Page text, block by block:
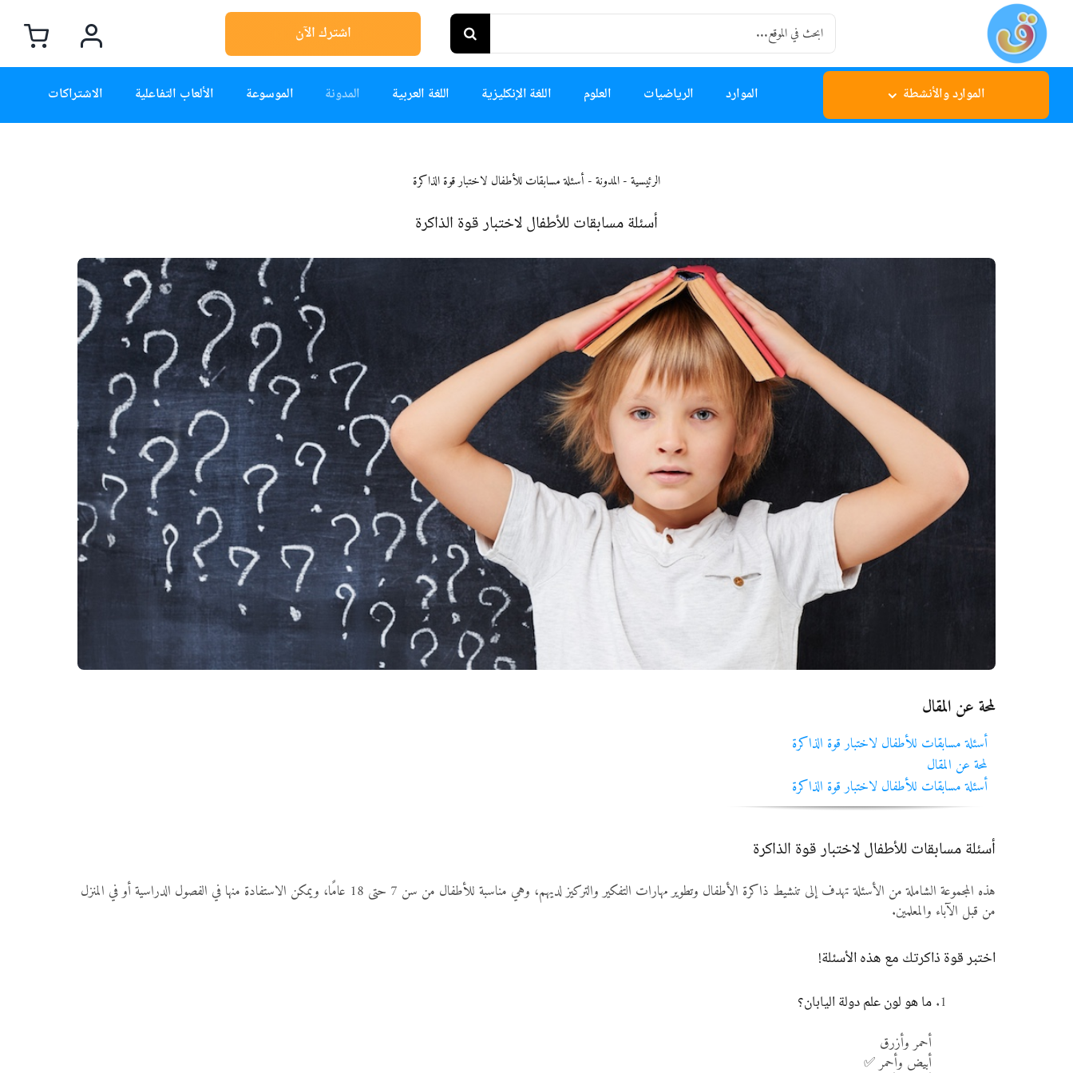
content
Search
for:
اشترك الآن
الموارد والأنشطة الموارد الرياضيات العلوم اللغة الإنكليزية اللغة العربية المدونة الموسوعة الألعاب التفاعلية الاشتراكات
الرئيسية-المدونة-أسئلة مسابقات للأطفال لاختبار قوة الذاكرة
أسئلة مسابقات للأطفال لاختبار قوة الذاكرة
لمحة عن المقال
أسئلة مسابقات للأطفال لاختبار قوة الذاكرة
لمحة عن المقال
أسئلة مسابقات للأطفال لاختبار قوة الذاكرة
أسئلة مسابقات للأطفال لاختبار قوة الذاكرة
هذه المجموعة الشاملة من الأسئلة تهدف إلى تنشيط ذاكرة الأطفال وتطوير مهارات التفكير والتركيز لديهم، وهي مناسبة للأطفال من سن 7 حتى 18 عامًا، ويمكن الاستفادة منها في الفصول الدراسية أو في المنزل
من قبل الآباء والمعلمين.
اختبر قوة ذاكرتك مع هذه الأسئلة!
ما هو لون علم دولة اليابان؟
أحمر وأزرق
أبيض وأحمر ✅